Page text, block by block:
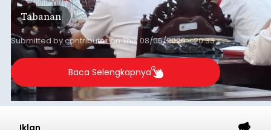
Tabanan
Submitted bycontributoronThu, 08/06/2026 - 20:33
Baca Selengkapnya